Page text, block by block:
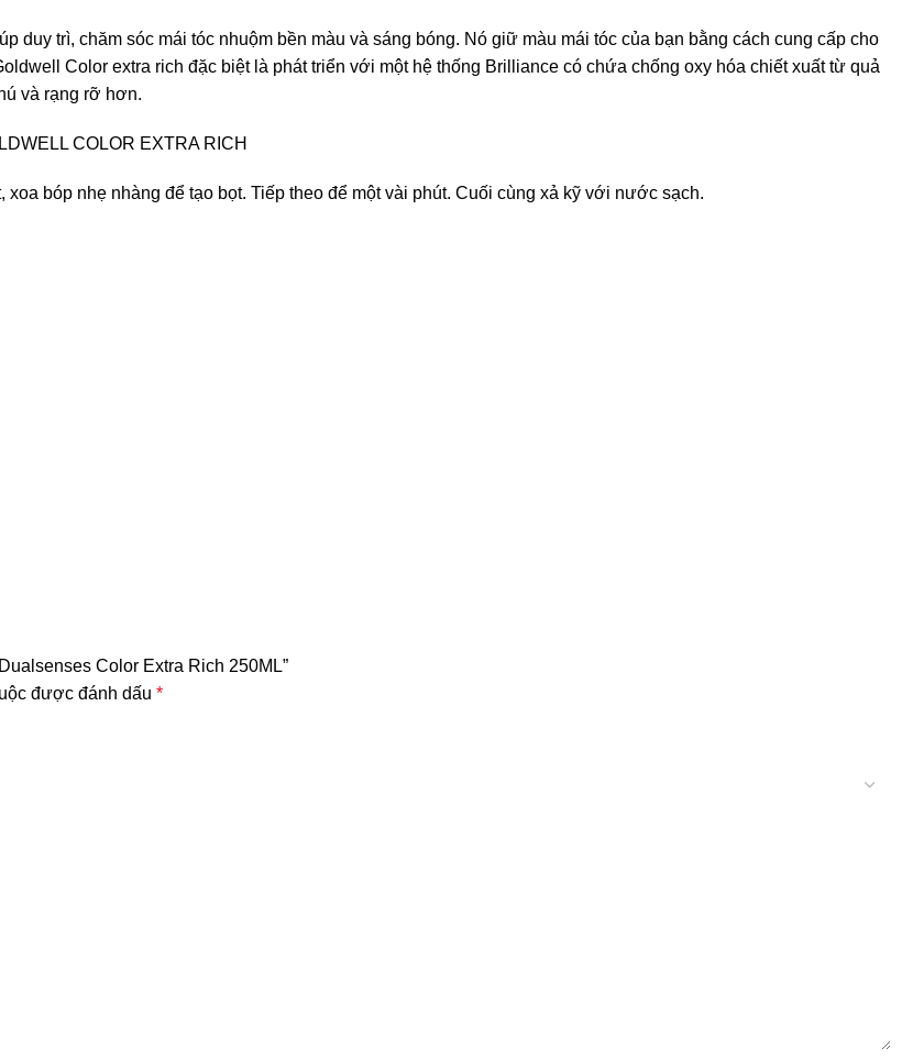
duy trì, chăm sóc mái tóc nhuộm bền màu và sáng bóng. Nó giữ màu mái tóc của bạn bằng cách cung cấp cho
Color extra rich đặc biệt là phát triển với một hệ thống Brilliance có chứa chống oxy hóa chiết xuất từ ​​quả
và rạng rỡ hơn.
COLOR EXTRA RICH
bóp nhẹ nhàng để tạo bọt. Tiếp theo để một vài phút. Cuối cùng xả kỹ với nước sạch.
Color Extra Rich 250ML”
được đánh dấu *